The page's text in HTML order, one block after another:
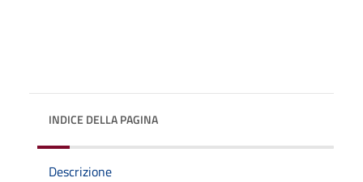
INDICE DELLA PAGINA
Descrizione